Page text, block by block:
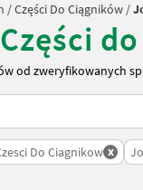
/Części Do Ciągników /
od zweryfikowanych
Do Ciagnikow x